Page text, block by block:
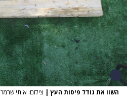
השוו את גודל פיסות העץ | צילום: איתי שרמר